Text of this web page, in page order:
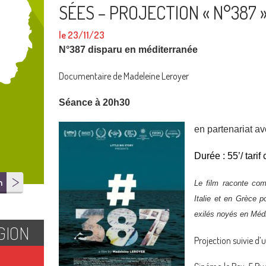
SÉES – PROJECTION « N°387
le 23/11/23
N°387 disparu en méditerranée
Documentaire de Madeleine Leroyer
Séance à 20h30
en partenariat
Durée : 55’/tarif
Le film raconte
Italie et en Grèce
exilés noyés en
Projection suivie